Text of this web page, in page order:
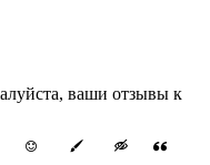
ваши отзывы к